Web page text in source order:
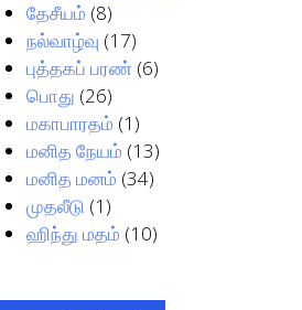
தேசீயம் (8)
நல்வாழ்வு (17)
புத்தகப் பரண் (6)
பொது (26)
மகாபாரதம் (1)
மனித நேயம் (13)
மனித மனம் (34)
முதலீடு (1)
ஹிந்து மதம் (10)